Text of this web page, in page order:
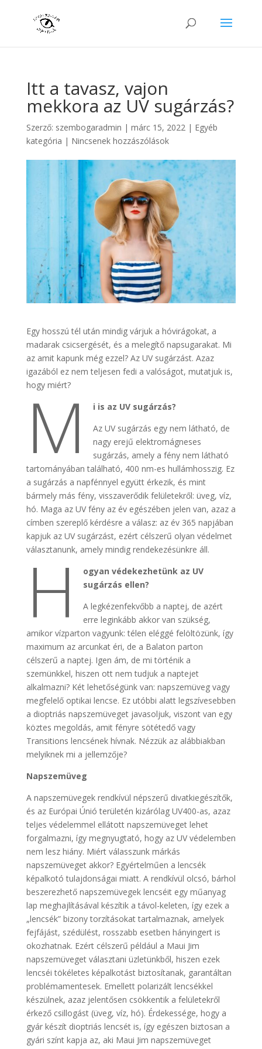
Itt a tavasz, vajon
mekkora az UV sugárzás?
Szerző: szembogaradmin | márc 15, 2022| Egyéb
kategória | Nincsenek hozzászólások
Egy hosszú tél után mindig várjuk a hóvirágokat, a
madarak csicsergését, és a melegítő napsugarakat. Mi
az amit kapunk még ezzel? Az UV sugárzást. Azaz
igazából ez nem teljesen fedi a valóságot, mutatjuk is,
hogy miért?
M
i is az UV sugárzás?
Az UV sugárzás egy nem látható, de
nagy erejű elektromágneses
sugárzás, amely a fény nem látható
tartományában található, 400 nm-es hullámhosszig. Ez
a sugárzás a napfénnyel együtt érkezik, és mint
bármely más fény, visszaverődik felületekről: üveg, víz,
hó. Maga az UV fény az év egészében jelen van, azaz a
címben szereplő kérdésre a válasz: az év 365 napjában
kapjuk az UV sugárzást, ezért célszerű olyan védelmet
választanunk, amely mindig rendekezésünkre áll.
H
ogyan védekezhetünk az UV
sugárzás ellen?
A legkézenfekvőbb a naptej, de azért
erre leginkább akkor van szükség,
amikor vízparton vagyunk: télen eléggé felöltözünk, így
maximum az arcunkat éri, de a Balaton parton
célszerű a naptej. Igen ám, de mi történik a
szemünkkel, hiszen ott nem tudjuk a naptejet
alkalmazni? Két lehetőségünk van: napszemüveg vagy
megfelelő optikai lencse. Ez utóbbi alatt legszívesebben
a dioptriás napszemüveget javasoljuk, viszont van egy
köztes megoldás, amit fényre sötétedő vagy
Transitions lencsének hívnak. Nézzük az alábbiakban
melyiknek mi a jellemzője?
Napszemüveg
A napszemüvegek rendkívül népszerű divatkiegészítők,
és az Európai Únió területén kizárólag UV400-as, azaz
teljes védelemmel ellátott napszemüveget lehet
forgalmazni, így megnyugtató, hogy az UV védelemben
nem lesz hiány. Miért válasszunk márkás
napszemüveget akkor? Egyértelműen a lencsék
képalkotó tulajdonságai miatt. A rendkívül olcsó, bárhol
beszerezhető napszemüvegek lencséit egy műanyag
lap meghajlításával készítik a távol-keleten, így ezek a
„lencsék” bizony torzításokat tartalmaznak, amelyek
fejfájást, szédülést, rosszabb esetben hányingert is
okozhatnak. Ezért célszerű például a Maui Jim
napszemüveget választani üzletünkből, hiszen ezek
lencséi tökéletes képalkotást biztosítanak, garantáltan
problémamentesek. Emellett polarizált lencsékkel
készülnek, azaz jelentősen csökkentik a felületekről
érkező csillogást (üveg, víz, hó). Érdekessége, hogy a
gyár készít dioptriás lencsét is, így egészen biztosan a
gyári színt kapja az, aki Maui Jim napszemüveget